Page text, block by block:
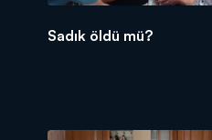
Sadık öldü mü?